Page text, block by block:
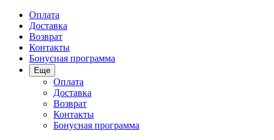
Оплата
Доставка
Возврат
Контакты
Бонусная программа
Еще
Оплата
Доставка
Возврат
Контакты
Бонусная программа